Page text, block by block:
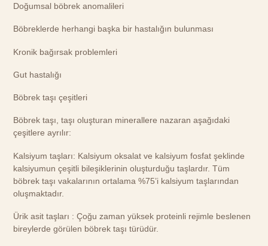
Doğumsal böbrek anomalileri
Böbreklerde herhangi başka bir hastalığın bulunması
Kronik bağırsak problemleri
Gut hastalığı
Böbrek taşı çeşitleri
Böbrek taşı, taşı oluşturan minerallere nazaran aşağıdaki
çeşitlere ayrılır:
Kalsiyum taşları: Kalsiyum oksalat ve kalsiyum fosfat şeklinde
kalsiyumun çeşitli bileşiklerinin oluşturduğu taşlardır. Tüm
böbrek taşı vakalarının ortalama %75’i kalsiyum taşlarından
oluşmaktadır.
Ürik asit taşları : Çoğu zaman yüksek proteinli rejimle beslenen
bireylerde görülen böbrek taşı türüdür.